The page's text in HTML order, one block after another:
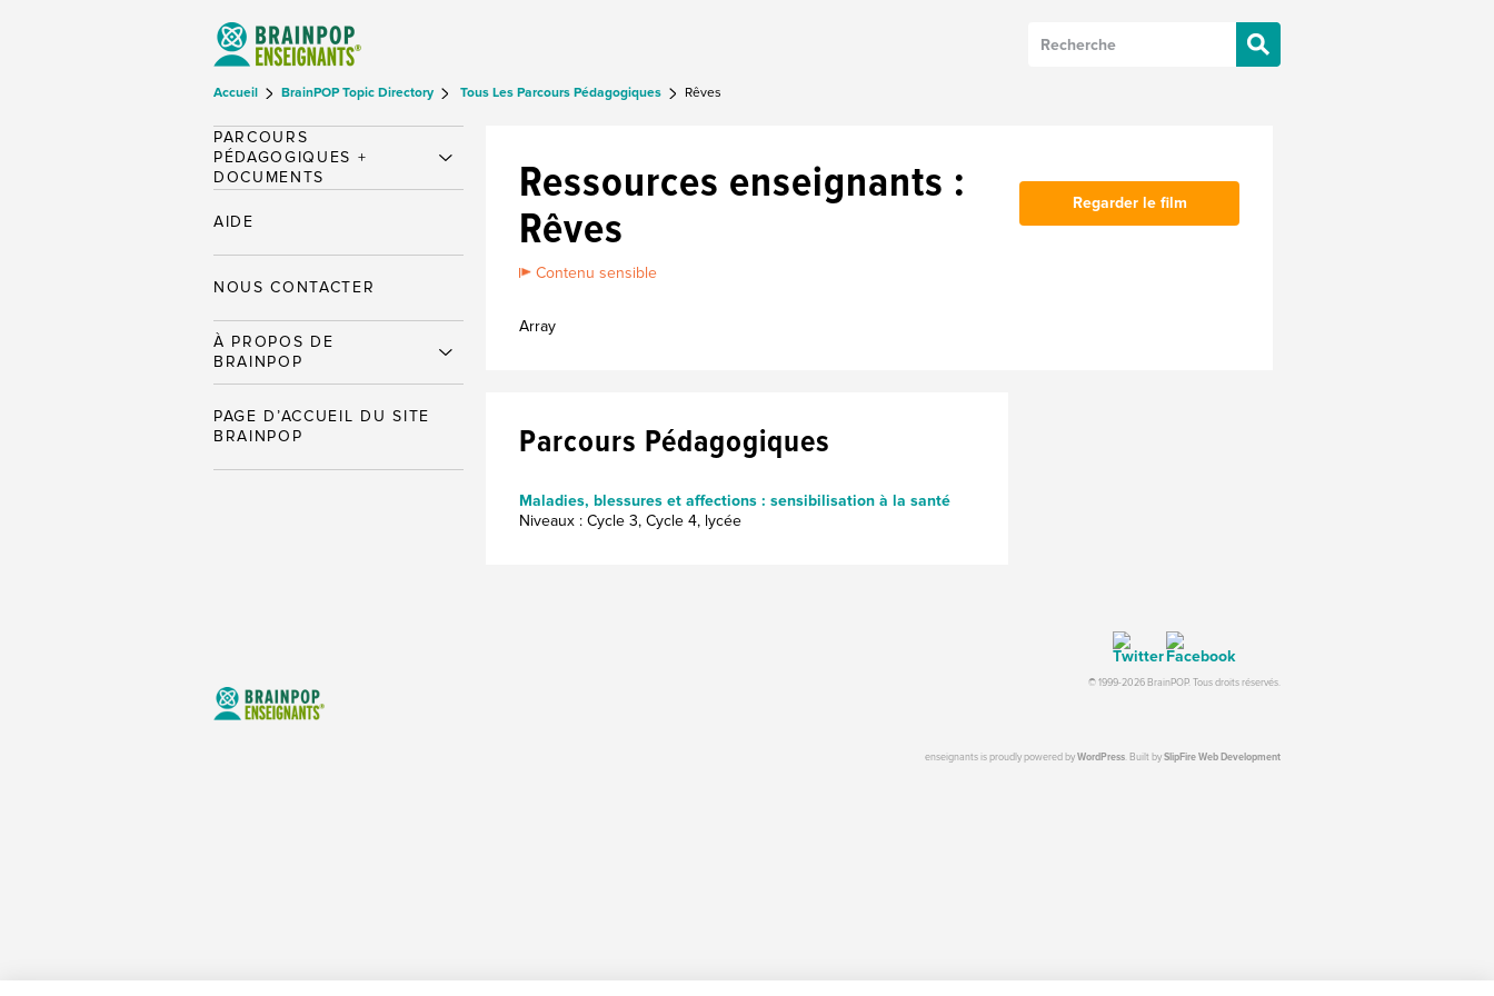
Accueil BrainPOP Topic Directory Tous Les Parcours Pédagogiques Rêves
Ressources enseignants :
Rêves
Contenu sensible
Array
Regarder le film
Parcours Pédagogiques
Maladies, blessures et affections : sensibilisation à la santé
Niveaux : Cycle 3, Cycle 4, lycée
PARCOURS
PÉDAGOGIQUES +
DOCUMENTS
AIDE
NOUS CONTACTER
À PROPOS DE
BRAINPOP
PAGE D’ACCUEIL DU SITE
BRAINPOP
© 1999-2026 BrainPOP. Tous droits réservés.
enseignants is proudly powered byWordPress. Built bySlipFire Web Development